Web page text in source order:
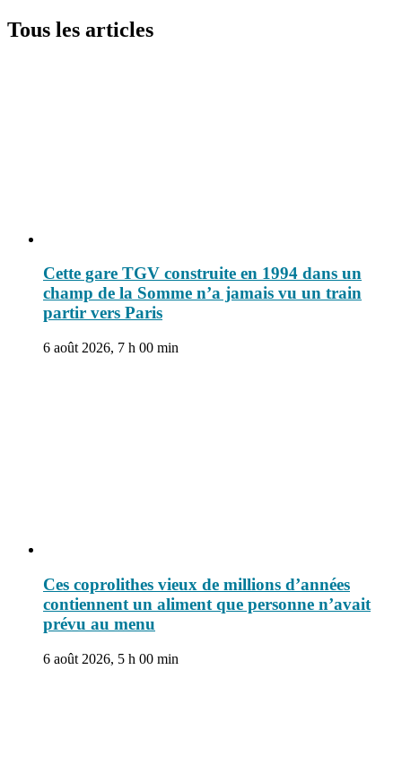
Tous les articles
Cette gare TGV construite en 1994 dans un
champ de la Somme n’a jamais vu un train
partir vers Paris
6 août 2026, 7 h 00 min
Ces coprolithes vieux de millions d’années
contiennent un aliment que personne n’avait
prévu au menu
6 août 2026, 5 h 00 min